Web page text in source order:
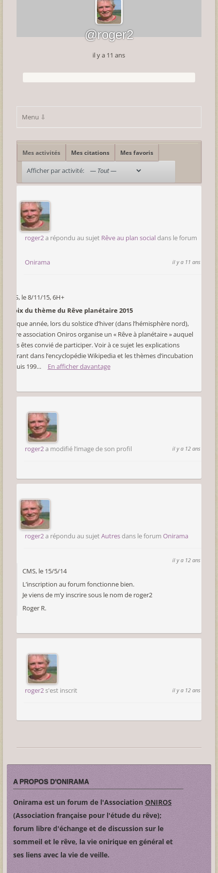
@roger2
il y a 11 ans
Mes activités Mes citations Mes favoris
Afficher par activité:
roger2a répondu au sujet Rêve au plan socialdans le forum
Onirama il y a 11 ans
CMS, le 8/11/15, 6H+
Choix du thème du Rêve planétaire 2015
Chaque année, lors du solstice d’hiver (dans l’hémisphère nord),
notre association Oniros organise un « Rêve à planétaire » auquel
vous êtes convié de participer. Voir à ce sujet les explications
figurant dans l’encyclopédie Wikipedia et les thèmes d’incubation
depuis 199…
En afficher davantage
roger2a modifié l’image de son profil il y a 12 ans
roger2a répondu au sujetAutresdans le forumOnirama
il y a 12 ans
CMS, le 15/5/14
L’inscription au forum fonctionne bien.
Je viens de m’y inscrire sous le nom de roger2
Roger R.
roger2s'est inscrit il y a 12 ans
A PROPOS D'ONIRAMA
Onirama est un forum de l'Association ONIROS
(Association française pour l'étude du rêve);
forum libre d'échange et de discussion sur le
sommeil et le rêve, la vie onirique en général et
ses liens avec la vie de veille.